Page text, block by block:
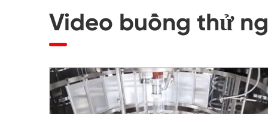
Buồng nhiệt
Buồng phun muối
Máy kiểm tra thời tiết UV
Buồng kiểm tra bụi
Video buồng thử